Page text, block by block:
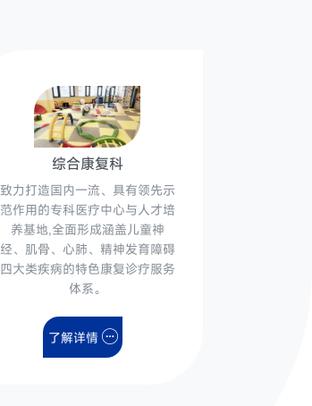
综合康复科
致力打造国内一流、具有领先示
范作用的专科医疗中心与人才培
养基地,全面形成涵盖儿童神
经、肌骨、心肺、精神发育障碍
四大类疾病的特色康复诊疗服务
体系。
了解详情